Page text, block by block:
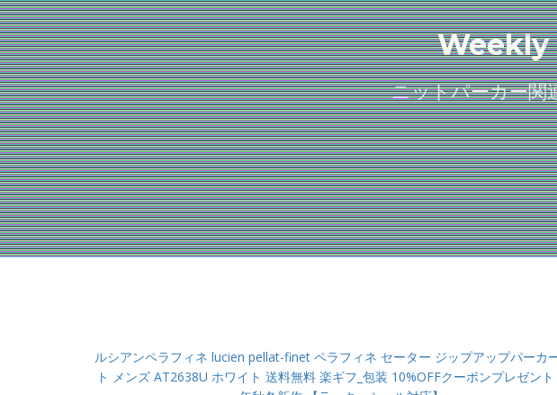
Weekly
ニットパーカー関
ルシアンペラフィネ lucien pellat-finet ペラフィネ セーター ジップアップパーカ
ト メンズ AT2638U ホワイト 送料無料 楽ギフ_包装 10%OFFクーポンプレゼン